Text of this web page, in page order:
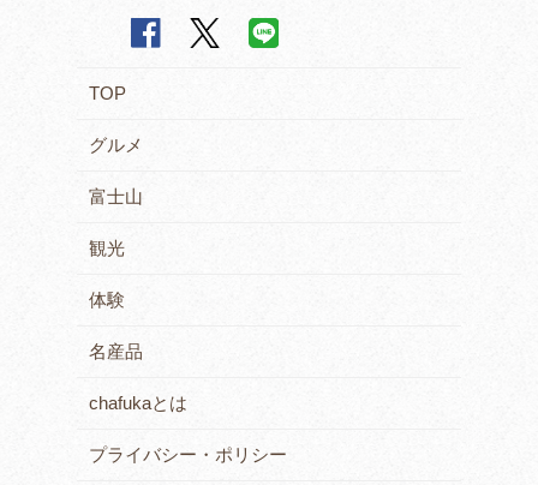
TOP
グルメ
富士山
観光
体験
名産品
chafukaとは
プライバシー・ポリシー